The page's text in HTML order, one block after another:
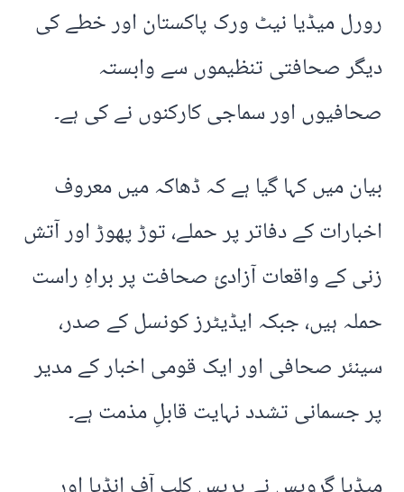
رورل میڈیا نیٹ ورک پاکستان اور خطے کی
دیگر صحافتی تنظیموں سے وابستہ
صحافیوں اور سماجی کارکنوں نے کی ہے۔
بیان میں کہا گیا ہے کہ ڈھاکہ میں معروف
اخبارات کے دفاتر پر حملے، توڑ پھوڑ اور آتش
زنی کے واقعات آزادیٔ صحافت پر براہِ راست
حملہ ہیں، جبکہ ایڈیٹرز کونسل کے صدر،
سینئر صحافی اور ایک قومی اخبار کے مدیر
پر جسمانی تشدد نہایت قابلِ مذمت ہے۔